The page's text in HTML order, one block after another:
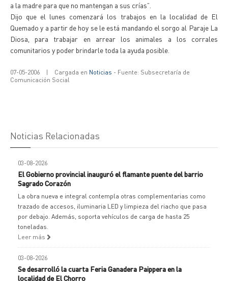
a la madre para que no mantengan a sus crías”.
Dijo que el lunes comenzará los trabajos en la localidad de El
Quemado y a partir de hoy se le está mandando el sorgo al Paraje La
Diosa, para trabajar en arrear los animales a los corrales
comunitarios y poder brindarle toda la ayuda posible.
07-05-2006 | Cargada en Noticias - Fuente: Subsecretaría de
Comunicación Social
Noticias Relacionadas
03-08-2026
El Gobierno provincial inauguró el flamante puente del barrio
Sagrado Corazón
La obra nueva e integral contempla otras complementarias como
trazado de accesos, iluminaria LED y limpieza del riacho que pasa
por debajo. Además, soporta vehículos de carga de hasta 25
toneladas.
Leer más
03-08-2026
Se desarrolló la cuarta Feria Ganadera Paippera en la
localidad de El Chorro